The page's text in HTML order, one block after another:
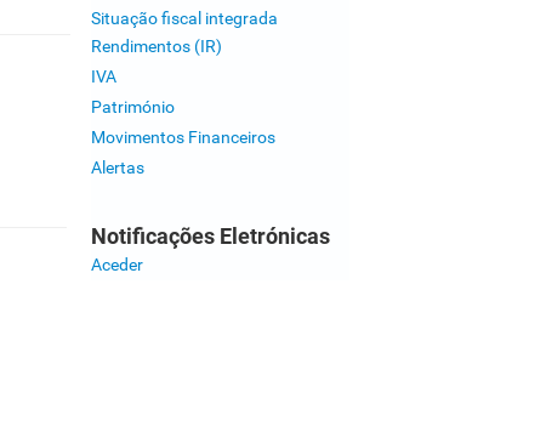
Situação fiscal integrada
Rendimentos (IR)
IVA
Património
Movimentos Financeiros
Alertas
Notificações Eletrónicas
Aceder